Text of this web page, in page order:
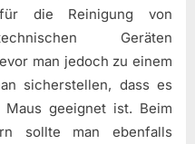
die Reinigung von
Geräten
man jedoch zu einem
sicherstellen, dass es
geeignet ist. Beim
sollte man ebenfalls